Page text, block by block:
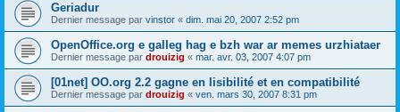
Geriadur
Dernier message par vinstor « dim. mai 20, 2007 2:52 pm
OpenOffice.org e galleg hag e bzh war ar memes urzhiataer
Dernier message par drouizig « mar. avr. 03, 2007 4:07 pm
[01net] OO.org 2.2 gagne en lisibilité et en compatibilité
Dernier message par drouizig « ven. mars 30, 2007 8:31 pm